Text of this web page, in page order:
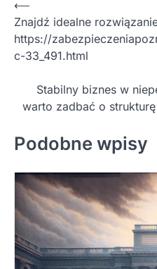
Nawigacja
wpisu
⟵
Znajdź idealne
https://
c-33_491.html
Stabilny biznes w
warto zadbać o
Podobne wpisy